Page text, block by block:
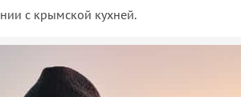
с крымской кухней.